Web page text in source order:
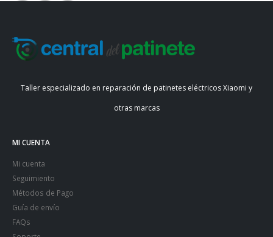
Taller especializado en reparación de patinetes eléctricos Xiaomi y
otras marcas
MI CUENTA
Mi cuenta
Seguimiento
Métodos de Pago
Guía de envío
FAQs